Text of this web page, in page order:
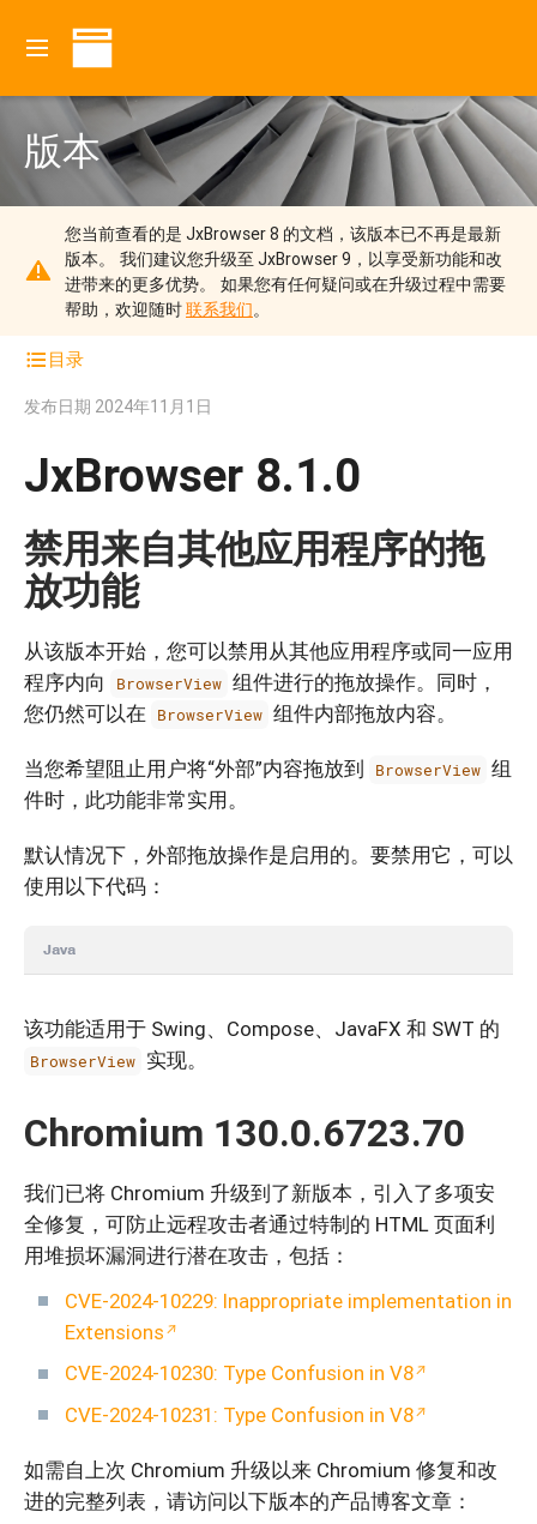
版本
您当前查看的是 JxBrowser 8 的文档，该版本已不再是最新
版本。
我们建议您升级至 JxBrowser 9，以享受新功能和改
进带来的更多优势。
如果您有任何疑问或在升级过程中需要
帮助，欢迎随时联系我们。
目录
发布日期 2024年11月1日
JxBrowser 8.1.0
禁用来自其他应用程序的拖
放功能
从该版本开始，您可以禁用从其他应用程序或同一应用
程序内向
BrowserView 组件进行的拖放操作。同时，
您仍然可以在
BrowserView 组件内部拖放内容。
当您希望阻止用户将“外部”内容拖放到 BrowserView 组
件时，此功能非常实用。
默认情况下，外部拖放操作是启用的。要禁用它，可以
使用以下代码：
Java
该功能适用于 Swing、Compose、JavaFX 和 SWT 的
BrowserView 实现。
Chromium 130.0.6723.70
我们已将 Chromium 升级到了新版本，引入了多项安
全修复，可防止远程攻击者通过特制的 HTML 页面利
用堆损坏漏洞进行潜在攻击，包括：
CVE-2024-10229: Inappropriate implementation in
Extensions
CVE-2024-10230: Type Confusion in V8
CVE-2024-10231: Type Confusion in V8
如需自上次 Chromium 升级以来 Chromium 修复和改
进的完整列表，请访问以下版本的产品博客文章：